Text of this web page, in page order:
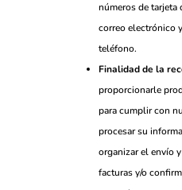
números de tarjeta
correo electrónico
teléfono.
Finalidad de la
proporcionarle
para cumplir con
procesar su
organizar el envío
facturas y/o